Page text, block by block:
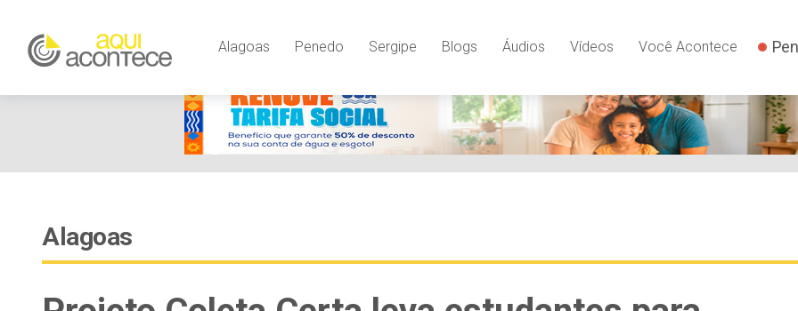
Alagoas Penedo Sergipe Blogs Áudios Vídeos Você Acontece
Alagoas